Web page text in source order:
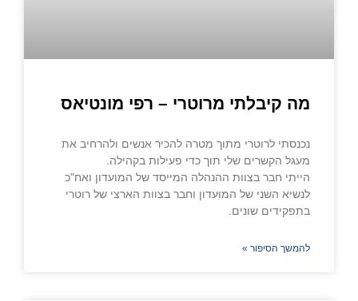
מה קיבלתי מרוטרי – רפי מונטיאס
נכנסתי לרוטרי מתוך מטרה להכיר אנשים ולהרחיב את
מעגל הקשרים שלי תוך כדי פעילות בקהילה.
הייתי חבר בצוות ההנהלה המייסד של המועדון ואח"כ
לנשיא השני של המועדון וחבר בצוות הארצי של רוטרי
בתפקידים שונים.
להמשך הסיפור »